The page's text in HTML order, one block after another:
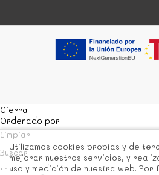
Utilizamos cookies propias y de
mejorar nuestros servicios, y
uso y medición de nuestra web. Por
Cierra
Ordenado por
Limpiar
Buscar
Filtrar